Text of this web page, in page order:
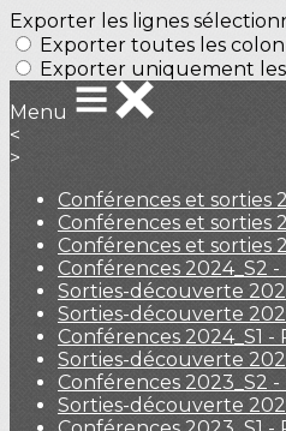
Exporter les lignes
Exporter toutes les
Exporter uniquement
Menu
<
>
Conférences et sorties
Conférences et sorties
Conférences et sorties
Conférences 2024_S2
Sorties-découverte
Sorties-découverte
Conférences 2024_S1 -
Sorties-découverte
Conférences 2023_S2
Sorties-découverte